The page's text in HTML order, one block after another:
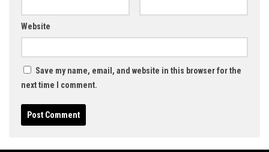
Website
Save my name, email, and website in this browser for the
next time I comment.